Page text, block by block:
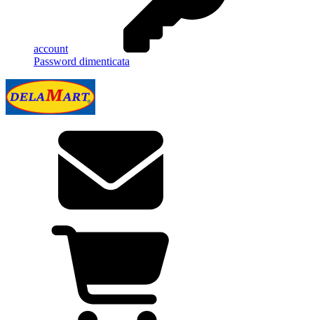
account
Password dimenticata